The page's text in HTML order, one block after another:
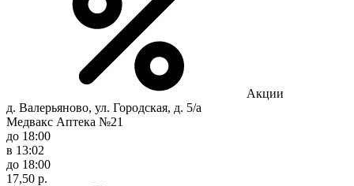
Акции
д. Валерьяново, ул. Городская, д. 5/а
Медвакс Аптека №21
до 18:00
в 13:02
до 18:00
17,50 р.